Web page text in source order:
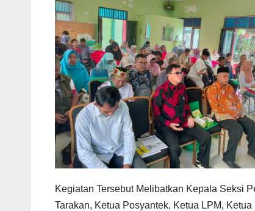
Kegiatan Tersebut Melibatkan Kepala Seksi
Tarakan, Ketua Posyantek, Ketua LPM,